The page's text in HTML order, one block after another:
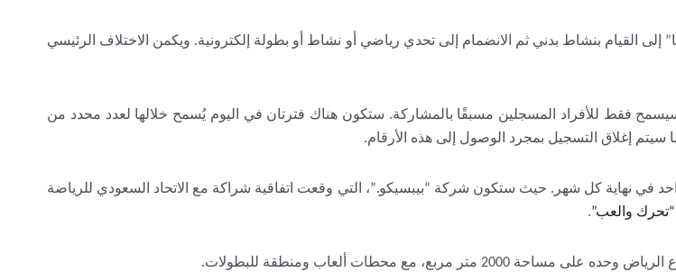
إلى القيام بنشاط بدني ثم الانضمام إلى تحدي رياضي أو نشاط أو بطولة إلكترونية. ويكمن الاختلاف الرئيسي
العدد محدوداً للغاية، حيث سيسمح فقط للأفراد المسجلين مسبقًا بالمشاركة. ستكون هناك فترتان في اليوم يُسمح خلالها لعدد محدد من
في نهاية كل شهر . حيث ستكون شركة “بيبسيكو.”، التي وقعت اتفاقية شراكة مع الاتحاد السعودي للرياضة
“تحرك والعب”.
مربع، مع محطات ألعاب ومنطقة للبطولات.